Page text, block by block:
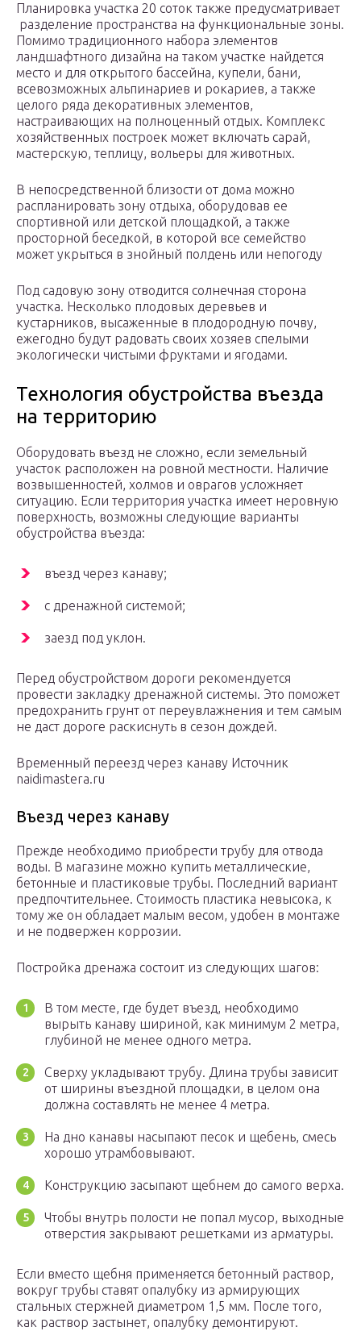
Планировка участка 20 соток также предусматривает
разделение пространства на функциональные зоны.
Помимо традиционного набора элементов
ландшафтного дизайна на таком участке найдется
место и для открытого бассейна, купели, бани,
всевозможных альпинариев и рокариев, а также
целого ряда декоративных элементов,
настраивающих на полноценный отдых. Комплекс
хозяйственных построек может включать сарай,
мастерскую, теплицу, вольеры для животных.
В непосредственной близости от дома можно
распланировать зону отдыха, оборудовав ее
спортивной или детской площадкой, а также
просторной беседкой, в которой все семейство
может укрыться в знойный полдень или непогоду
Под садовую зону отводится солнечная сторона
участка. Несколько плодовых деревьев и
кустарников, высаженные в плодородную почву,
ежегодно будут радовать своих хозяев спелыми
экологически чистыми фруктами и ягодами.
Технология обустройства въезда
на территорию
Оборудовать въезд не сложно, если земельный
участок расположен на ровной местности. Наличие
возвышенностей, холмов и оврагов усложняет
ситуацию. Если территория участка имеет неровную
поверхность, возможны следующие варианты
обустройства въезда:
въезд через канаву;
с дренажной системой;
заезд под уклон.
Перед обустройством дороги рекомендуется
провести закладку дренажной системы. Это поможет
предохранить грунт от переувлажнения и тем самым
не даст дороге раскиснуть в сезон дождей.
Временный переезд через канаву Источник
naidimastera.ru
Въезд через канаву
Прежде необходимо приобрести трубу для отвода
воды. В магазине можно купить металлические,
бетонные и пластиковые трубы. Последний вариант
предпочтительнее. Стоимость пластика невысока, к
тому же он обладает малым весом, удобен в монтаже
и не подвержен коррозии.
Постройка дренажа состоит из следующих шагов:
В том месте, где будет въезд, необходимо
вырыть канаву шириной, как минимум 2 метра,
глубиной не менее одного метра.
Сверху укладывают трубу. Длина трубы зависит
от ширины въездной площадки, в целом она
должна составлять не менее 4 метра.
На дно канавы насыпают песок и щебень, смесь
хорошо утрамбовывают.
Конструкцию засыпают щебнем до самого верха.
Чтобы внутрь полости не попал мусор, выходные
отверстия закрывают решетками из арматуры.
Если вместо щебня применяется бетонный раствор,
вокруг трубы ставят опалубку из армирующих
стальных стержней диаметром 1,5 мм. После того,
как раствор застынет, опалубку демонтируют.